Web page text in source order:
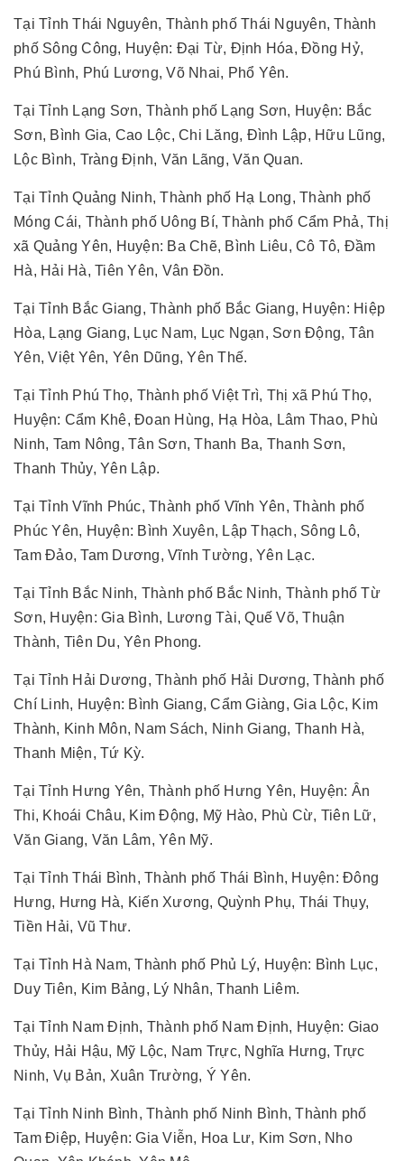
Tại Tỉnh Thái Nguyên, Thành phố Thái Nguyên, Thành
phố Sông Công, Huyện: Đại Từ, Định Hóa, Đồng Hỷ,
Phú Bình, Phú Lương, Võ Nhai, Phổ Yên.
Tại Tỉnh Lạng Sơn, Thành phố Lạng Sơn, Huyện: Bắc
Sơn, Bình Gia, Cao Lộc, Chi Lăng, Đình Lập, Hữu Lũng,
Lộc Bình, Tràng Định, Văn Lãng, Văn Quan.
Tại Tỉnh Quảng Ninh, Thành phố Hạ Long, Thành phố
Móng Cái, Thành phố Uông Bí, Thành phố Cẩm Phả, Thị
xã Quảng Yên, Huyện: Ba Chẽ, Bình Liêu, Cô Tô, Đầm
Hà, Hải Hà, Tiên Yên, Vân Đồn.
Tại Tỉnh Bắc Giang, Thành phố Bắc Giang, Huyện: Hiệp
Hòa, Lạng Giang, Lục Nam, Lục Ngạn, Sơn Động, Tân
Yên, Việt Yên, Yên Dũng, Yên Thế.
Tại Tỉnh Phú Thọ, Thành phố Việt Trì, Thị xã Phú Thọ,
Huyện: Cẩm Khê, Đoan Hùng, Hạ Hòa, Lâm Thao, Phù
Ninh, Tam Nông, Tân Sơn, Thanh Ba, Thanh Sơn,
Thanh Thủy, Yên Lập.
Tại Tỉnh Vĩnh Phúc, Thành phố Vĩnh Yên, Thành phố
Phúc Yên, Huyện: Bình Xuyên, Lập Thạch, Sông Lô,
Tam Đảo, Tam Dương, Vĩnh Tường, Yên Lạc.
Tại Tỉnh Bắc Ninh, Thành phố Bắc Ninh, Thành phố Từ
Sơn, Huyện: Gia Bình, Lương Tài, Quế Võ, Thuận
Thành, Tiên Du, Yên Phong.
Tại Tỉnh Hải Dương, Thành phố Hải Dương, Thành phố
Chí Linh, Huyện: Bình Giang, Cẩm Giàng, Gia Lộc, Kim
Thành, Kinh Môn, Nam Sách, Ninh Giang, Thanh Hà,
Thanh Miện, Tứ Kỳ.
Tại Tỉnh Hưng Yên, Thành phố Hưng Yên, Huyện: Ân
Thi, Khoái Châu, Kim Động, Mỹ Hào, Phù Cừ, Tiên Lữ,
Văn Giang, Văn Lâm, Yên Mỹ.
Tại Tỉnh Thái Bình, Thành phố Thái Bình, Huyện: Đông
Hưng, Hưng Hà, Kiến Xương, Quỳnh Phụ, Thái Thụy,
Tiền Hải, Vũ Thư.
Tại Tỉnh Hà Nam, Thành phố Phủ Lý, Huyện: Bình Lục,
Duy Tiên, Kim Bảng, Lý Nhân, Thanh Liêm.
Tại Tỉnh Nam Định, Thành phố Nam Định, Huyện: Giao
Thủy, Hải Hậu, Mỹ Lộc, Nam Trực, Nghĩa Hưng, Trực
Ninh, Vụ Bản, Xuân Trường, Ý Yên.
Tại Tỉnh Ninh Bình, Thành phố Ninh Bình, Thành phố
Tam Điệp, Huyện: Gia Viễn, Hoa Lư, Kim Sơn, Nho